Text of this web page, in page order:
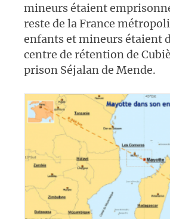
mineurs étaient
reste de la France
enfants et mineurs étaient
centre de rétention de
prison Séjalan de Mende.